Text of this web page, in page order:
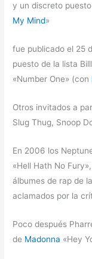
y un discreto
My Mind»
fue publicado el 25
puesto de la lista
«Number One» (con
Otros invitados a
Slug Thug, Snoop
En 2006 los
«Hell Hath No
álbumes de rap de
aclamados por la
Poco después
de Madonna «Hey